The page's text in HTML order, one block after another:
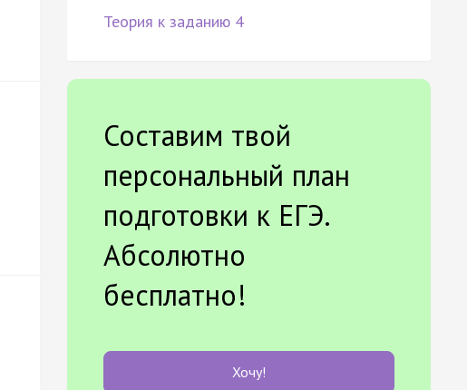
Теория к заданию 4
Составим твой
персональный план
подготовки к ЕГЭ.
Абсолютно
бесплатно!
Хочу!